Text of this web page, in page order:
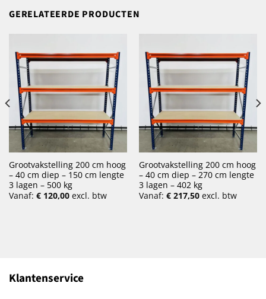
GERELATEERDE PRODUCTEN
Grootvakstelling 200 cm hoog
– 40 cm diep – 150 cm lengte
3 lagen – 500 kg
Vanaf: €120,00excl. btw
Grootvakstelling 200 cm hoog
– 40 cm diep – 270 cm lengte
3 lagen – 402 kg
Vanaf: €217,50excl. btw
Klantenservice